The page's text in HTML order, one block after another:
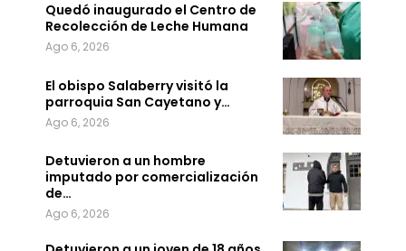
Quedó inaugurado el Centro de
Recolección de Leche Humana
Ago 6, 2026
El obispo Salaberry visitó la
parroquia San Cayetano y…
Ago 6, 2026
Detuvieron a un hombre
imputado por comercialización
de…
Ago 6, 2026